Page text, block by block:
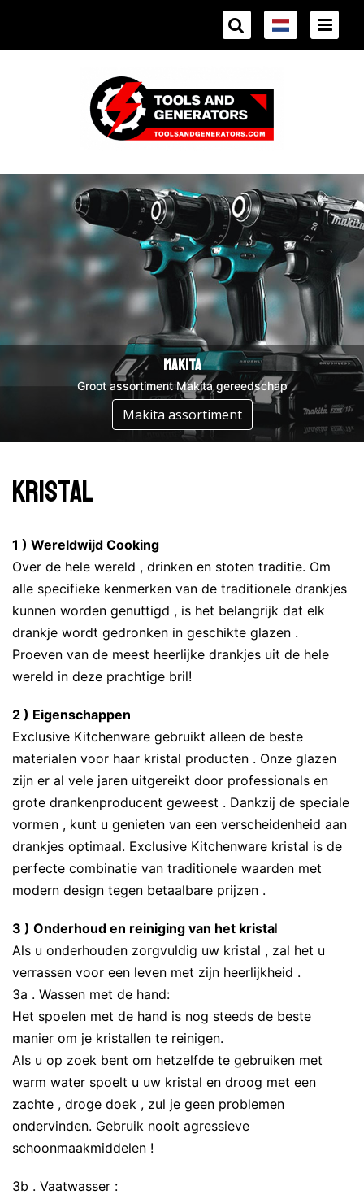
Makita
Groot assortiment Makita gereedschap
Makita assortiment
DeWalt
Groot assortiment DeWalt gereedschap
Assortiment DeWalt
Kristal
1 ) Wereldwijd Cooking
Over de hele wereld , drinken en stoten traditie. Om
alle specifieke kenmerken van de traditionele drankjes
kunnen worden genuttigd , is het belangrijk dat elk
drankje wordt gedronken in geschikte glazen .
Proeven van de meest heerlijke drankjes uit de hele
wereld in deze prachtige bril!
2 ) Eigenschappen
Exclusive Kitchenware gebruikt alleen de beste
materialen voor haar kristal producten . Onze glazen
zijn er al vele jaren uitgereikt door professionals en
grote drankenproducent geweest . Dankzij de speciale
vormen , kunt u genieten van een verscheidenheid aan
drankjes optimaal. Exclusive Kitchenware kristal is de
perfecte combinatie van traditionele waarden met
modern design tegen betaalbare prijzen .
3 ) Onderhoud en reiniging van het kristal
Als u onderhouden zorgvuldig uw kristal , zal het u
verrassen voor een leven met zijn heerlijkheid .
3a . Wassen met de hand:
Het spoelen met de hand is nog steeds de beste
manier om je kristallen te reinigen.
Als u op zoek bent om hetzelfde te gebruiken met
warm water spoelt u uw kristal en droog met een
zachte , droge doek , zul je geen problemen
ondervinden. Gebruik nooit agressieve
schoonmaakmiddelen !
3b . Vaatwasser :